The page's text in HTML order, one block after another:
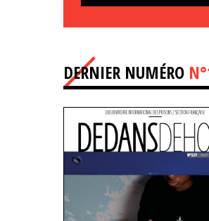
DERNIER NUMÉRO